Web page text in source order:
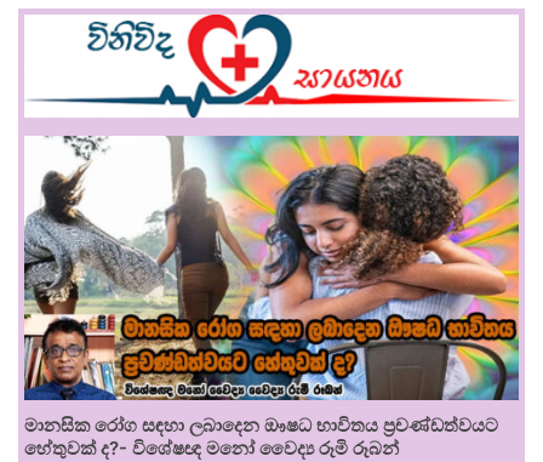
මානසික රෝග සඳහා ලබාදෙන ඖෂධ භාවිතය ප්‍රචණ්ඩත්වයට
හේතුවක් ද?- විශේෂඥ මනෝ වෛද්‍ය රූමි රූබන්